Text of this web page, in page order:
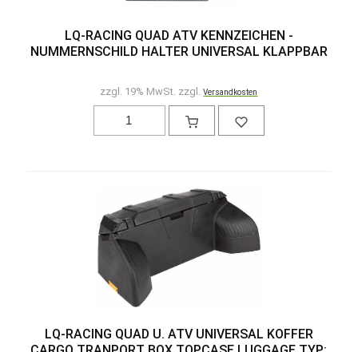
LQ-RACING QUAD ATV KENNZEICHEN -
NUMMERNSCHILD HALTER UNIVERSAL KLAPPBAR
zzgl. 19% MwSt. zzgl.Versandkosten
LQ-RACING QUAD U. ATV UNIVERSAL KOFFER